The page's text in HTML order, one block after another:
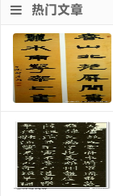
热门文章